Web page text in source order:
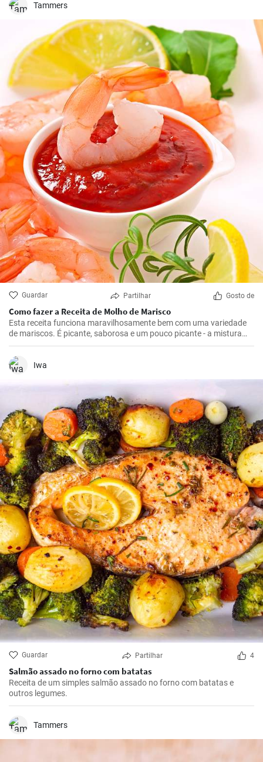
Tammers
Guardar Partilhar Gosto de
Como fazer a Receita de Molho de Marisco
Esta receita funciona maravilhosamente bem com uma variedade
de mariscos. É picante, saborosa e um pouco picante - a mistura
certa para realçar os deliciosos sabores do marisco.
Iwa
Guardar Partilhar 4
Salmão assado no forno com batatas
Receita de um simples salmão assado no forno com batatas e
outros legumes.
Tammers